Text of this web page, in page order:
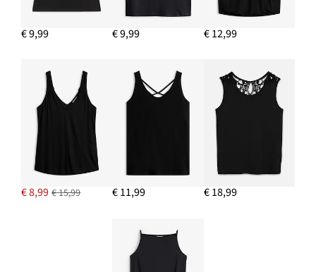
€ 9,99 € 9,99 € 12,99
€ 8,99 € 15,99 € 11,99 € 18,99